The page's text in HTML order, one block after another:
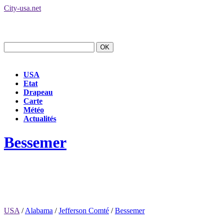
City-usa.net
USA
Etat
Drapeau
Carte
Météo
Actualités
Bessemer
USA /Alabama /Jefferson Comté /Bessemer